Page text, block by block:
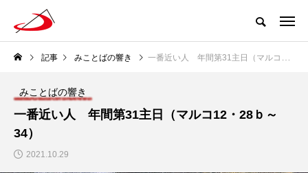
記事 みことばの響き 一番近い人 年間第31主日（マルコ12・28ｂ～34）
みことばの響き
一番近い人 年間第31主日（マルコ12・28ｂ～
34）
2021.10.29